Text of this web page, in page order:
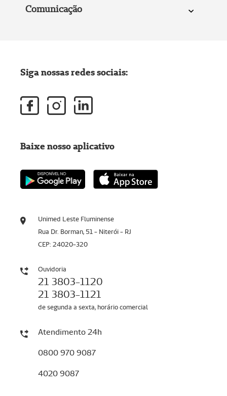
Comunicação
Unimed Leste Fluminense
Rua Dr. Borman, 51 - Niterói - RJ
CEP: 24020-320
Ouvidoria
21 3803-1120
21 3803-1121
de segunda a sexta, horário comercial
Atendimento 24h
0800 970 9087
4020 9087
Siga nossas redes sociais:
Baixe nosso aplicativo